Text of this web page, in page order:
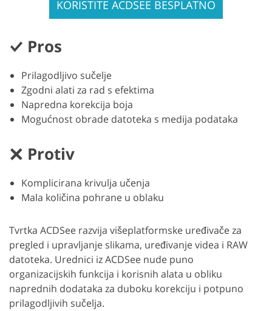
KORISTITE ACDSEE BESPLATNO
Pros
Prilagodljivo sučelje
Zgodni alati za rad s efektima
Napredna korekcija boja
Mogućnost obrade datoteka s medija podataka
Protiv
Komplicirana krivulja učenja
Mala količina pohrane u oblaku
Tvrtka ACDSee razvija višeplatformske uređivače za
pregled i upravljanje slikama, uređivanje videa i RAW
datoteka. Urednici iz ACDSee nude puno
organizacijskih funkcija i korisnih alata u obliku
naprednih dodataka za duboku korekciju i potpuno
prilagodljivih sučelja.